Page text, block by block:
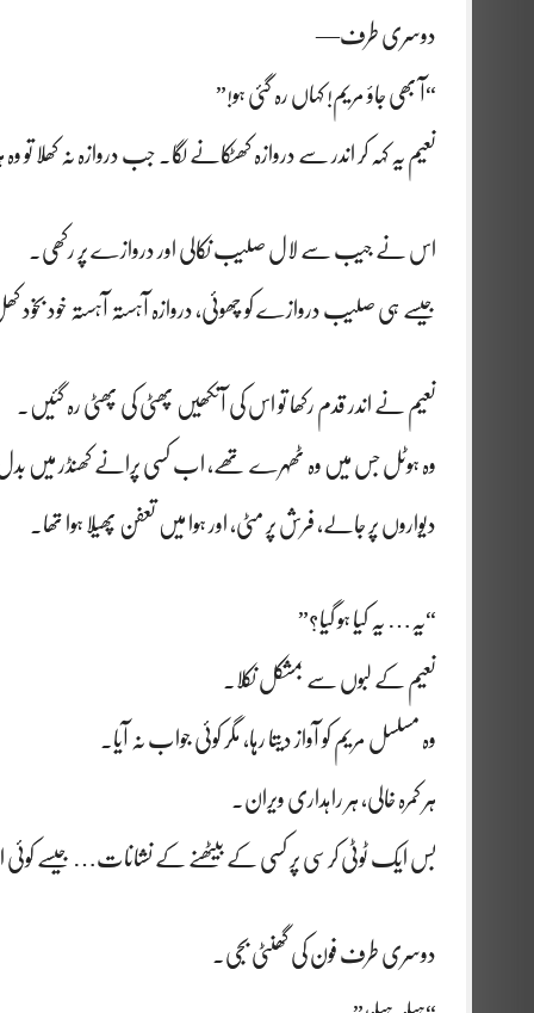
دوسری طرف—
“آ بھی جاؤ مریم! کہاں رہ گئی ہو!”
نعیم یہ کہہ کر اندر سے دروازہ کھٹکانے لگا۔ جب دروازہ نہ کھلا تو وہ
اس نے جیب سے لال صلیب نکالی اور دروازے پر رکھی۔
جیسے ہی صلیب دروازے کو چھوئی، دروازہ آہستہ آہستہ خود بخود
نعیم نے اندر قدم رکھا تو اس کی آنکھیں پھٹی کی پھٹی رہ گئیں۔
وہ ہوٹل جس میں وہ ٹھہرے تھے، اب کسی پرانے کھنڈر میں بدل
دیواروں پر جالے، فرش پر مٹی، اور ہوا میں تعفن پھیلا ہوا تھا۔
“یہ… یہ کیا ہو گیا؟”
نعیم کے لبوں سے بمشکل نکلا۔
وہ مسلسل مریم کو آواز دیتا رہا، مگر کوئی جواب نہ آیا۔
ہر کمرہ خالی، ہر راہداری ویران۔
بس ایک ٹوٹی کرسی پر کسی کے بیٹھنے کے نشانات… جیسے کوئی
دوسری طرف فون کی گھنٹی بجی۔